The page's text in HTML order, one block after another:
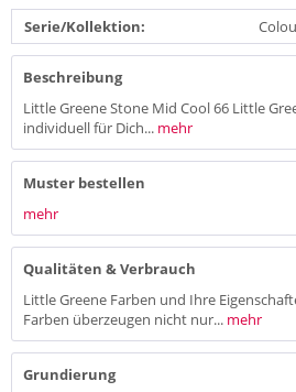
Serie/Kollektion:
Beschreibung
Little Greene Stone Mid Cool 66 Little
individuell für Dich... mehr
Muster bestellen
mehr
Qualitäten & Verbrauch
Little Greene Farben und Ihre
Farben überzeugen nicht nur... mehr
Grundierung